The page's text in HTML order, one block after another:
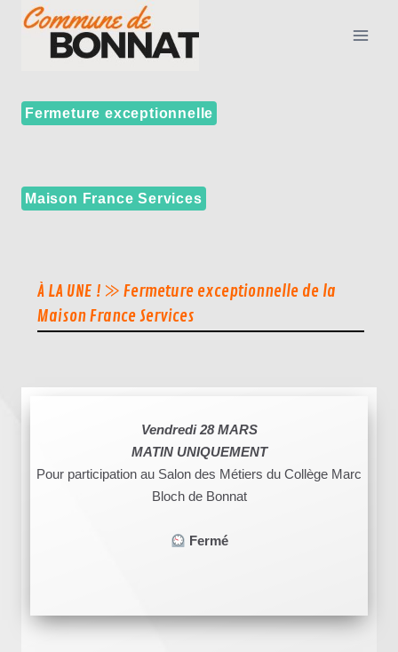
Fermeture exceptionnelle
Maison France Services
À LA UNE ! ⨠ Fermeture exceptionnelle de la
Maison France Services
Vendredi 28 MARS
MATIN UNIQUEMENT
Pour participation au Salon des Métiers du Collège Marc
Bloch de Bonnat
Fermé